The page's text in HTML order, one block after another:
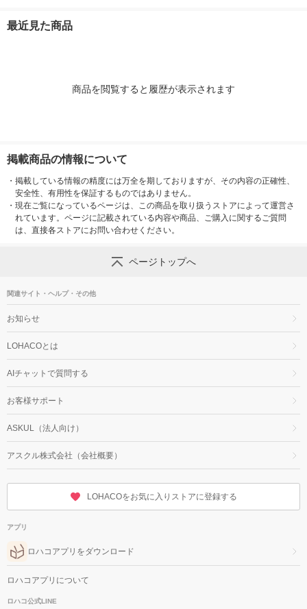
最近見た商品
商品を閲覧すると履歴が表示されます
掲載商品の情報について
・ 掲載している情報の精度には万全を期しておりますが、その内容の正確性、
安全性、有用性を保証するものではありません。
・ 現在ご覧になっているページは、この商品を取り扱うストアによって運営さ
れています。ページに記載されている内容や商品、ご購入に関するご質問
は、直接各ストアにお問い合わせください。
ページトップへ
関連サイト・ヘルプ・その他
お知らせ
LOHACOとは
AIチャットで質問する
お客様サポート
ASKUL（法人向け）
アスクル株式会社（会社概要）
LOHACOをお気に入りストアに登録する
アプリ
ロハコアプリをダウンロード
ロハコアプリについて
ロハコ公式LINE